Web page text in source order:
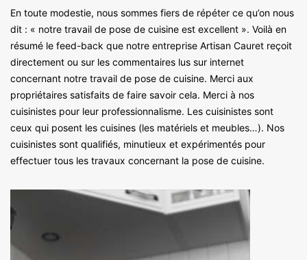
En toute modestie, nous sommes fiers de répéter ce qu’on nous
dit : « notre travail de pose de cuisine est excellent ». Voilà en
résumé le feed-back que notre entreprise Artisan Cauret reçoit
directement ou sur les commentaires lus sur internet
concernant notre travail de pose de cuisine. Merci aux
propriétaires satisfaits de faire savoir cela. Merci à nos
cuisinistes pour leur professionnalisme. Les cuisinistes sont
ceux qui posent les cuisines (les matériels et meubles…). Nos
cuisinistes sont qualifiés, minutieux et expérimentés pour
effectuer tous les travaux concernant la pose de cuisine.